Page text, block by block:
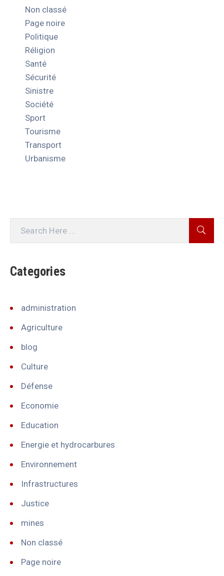
Non classé
Page noire
Politique
Réligion
Santé
Sécurité
Sinistre
Société
Sport
Tourisme
Transport
Urbanisme
Categories
administration
Agriculture
blog
Culture
Défense
Economie
Education
Energie et hydrocarbures
Environnement
Infrastructures
Justice
mines
Non classé
Page noire